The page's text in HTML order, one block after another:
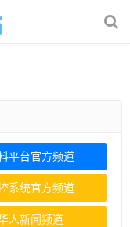
平台官方频道
系统官方频道
人新闻频道